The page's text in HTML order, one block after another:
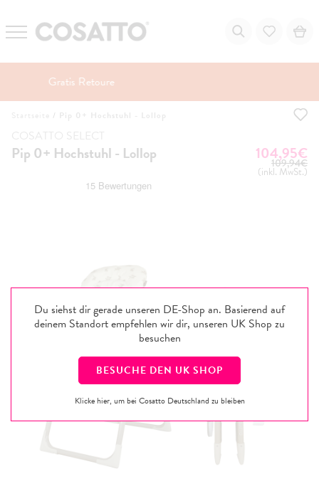
Zum
Du siehst dir gerade unseren DE-Shop an. Basierend auf
deinem Standort empfehlen wir dir, unseren UK Shop zu
besuchen
BESUCHE DEN UK SHOP
Klicke hier, um bei Cosatto Deutschland zu bleiben
/
Pip 0+ Hochstuhl - Lollop 104,95€
UVP
109,94€
(inkl. MwSt.)